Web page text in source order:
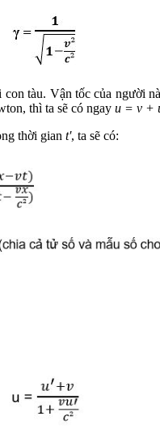
tàu. Vận tốc của
thì ta sẽ có ngay u = v +
thời gian t', ta sẽ có: